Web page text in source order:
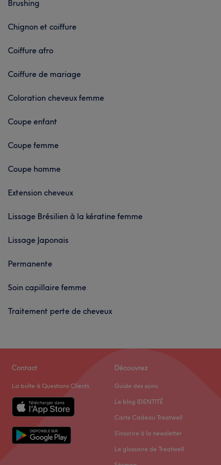
Brushing
Chignon et coiffure
Coiffure afro
Coiffure de mariage
Coloration cheveux femme
Coupe enfant
Coupe femme
Coupe homme
Extension cheveux
Lissage Brésilien à la kératine femme
Lissage Japonais
Permanente
Soin capillaire femme
Traitement perte de cheveux
Contact
La boîte à Questions Clients
Découvrez
Guide des soins
Le blog IDENTITÉ
Carte Cadeau Treatwell
S'inscrire à la newsletter
Le glossaire de Treatwell